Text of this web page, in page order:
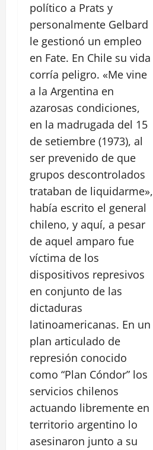
político a Prats y
personalmente Gelbard
le gestionó un empleo
en Fate. En Chile su vida
corría peligro. «Me vine
a la Argentina en
azarosas condiciones,
en la madrugada del 15
de setiembre (1973), al
ser prevenido de que
grupos descontrolados
trataban de liquidarme»,
había escrito el general
chileno, y aquí, a pesar
de aquel amparo fue
víctima de los
dispositivos represivos
en conjunto de las
dictaduras
latinoamericanas. En un
plan articulado de
represión conocido
como “Plan Cóndor” los
servicios chilenos
actuando libremente en
territorio argentino lo
asesinaron junto a su